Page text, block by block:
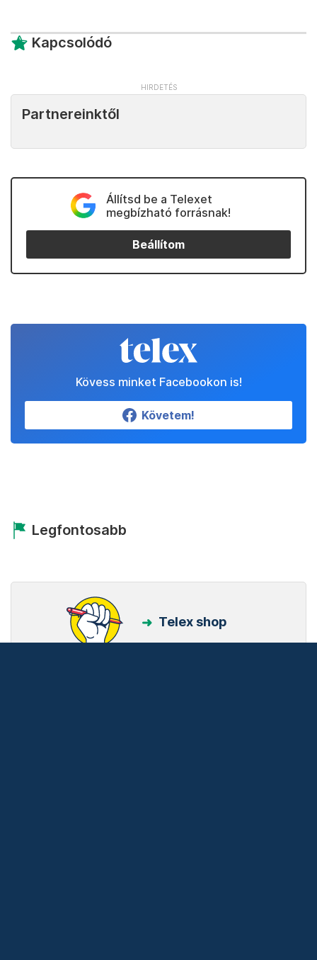
főpályaudvaron két katona. Azt mondják,
nem félnek a harctól, de egyelőre inkább
szembeszállniuk az orosz hadsereggel.
megbízható forrásnak!
Beállítom
Kövess minket Facebookon is!